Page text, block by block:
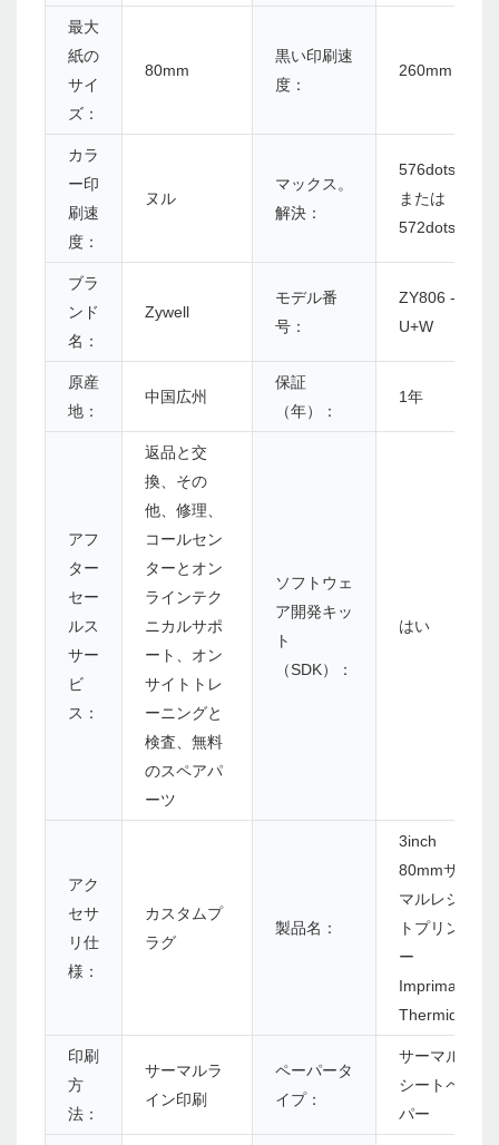
最大
紙の
サイ
ズ：
80mm
黒い印刷速
度：
260mm / s
カラ
ー印
刷速
度：
ヌル
マックス。
解決：
576dots/line
または
572dots/line
ブラ
ンド
名：
Zywell
モデル番
号：
ZY806 -
U+W
原産
地：
中国広州
保証
（年）：
1年
アフ
ター
セー
ルス
サー
ビ
ス：
返品と交
換、その
他、修理、
コールセン
ターとオン
ラインテク
ニカルサポ
ート、オン
サイトトレ
ーニングと
検査、無料
のスペアパ
ーツ
ソフトウェ
ア開発キッ
ト
（SDK）：
はい
アク
セサ
リ仕
様：
カスタムプ
ラグ
製品名：
3inch
80mmサー
マルレシー
トプリンタ
ー
Imprimante
Thermique
印刷
方
法：
サーマルラ
イン印刷
ペーパータ
イプ：
サーマルレ
シートペー
パー